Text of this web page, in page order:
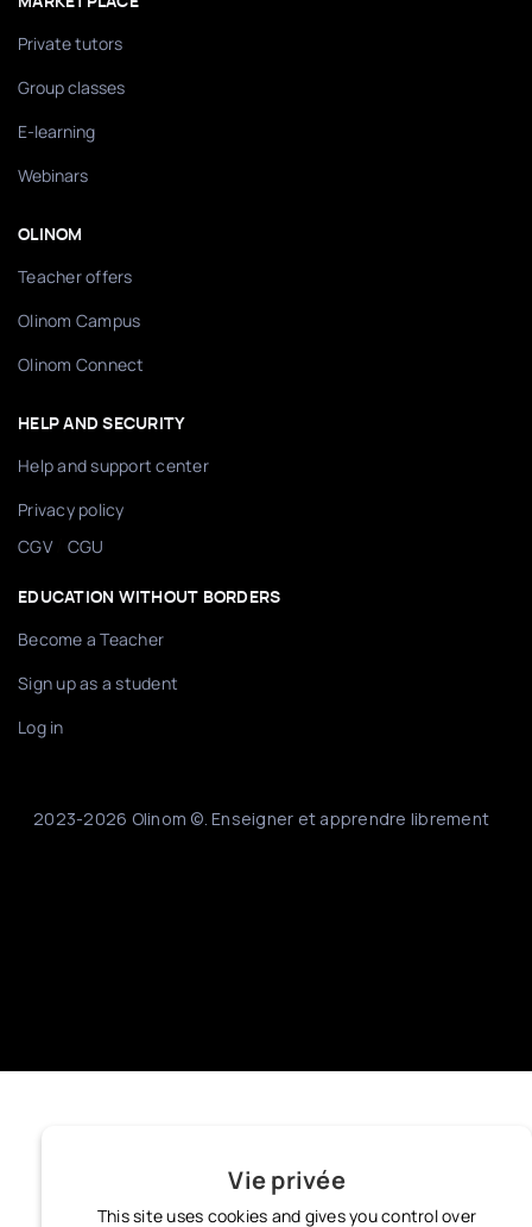
Private tutors
Group classes
E-learning
Webinars
OLINOM
Teacher offers
Olinom Campus
Olinom Connect
HELP AND SECURITY
Help and support center
Privacy policy
CGV/ CGU
EDUCATION WITHOUT BORDERS
Become a Teacher
Sign up as a student
Log in
2023-2026 Olinom ©. Enseigner et apprendre librement
Vie privée
This site uses cookies and gives you control over